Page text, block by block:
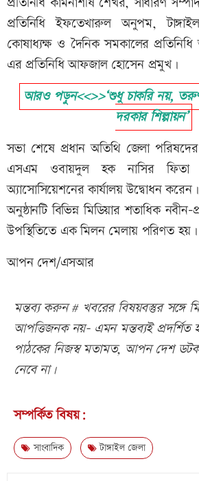
প্রতিনিধি ইফতেখারুল অনুপম,
কোষাধ্যক্ষ ও দৈনিক সমকালের
এর প্রতিনিধি আফজাল হোসেন প্রমুখ।
আরও পড়ুন<<>>‘শুধু চাকরি নয়,
দরকার শিল্পায়ন’
সভা শেষে প্রধান অতিথি জেলা
এসএম ওবায়দুল হক নাসির ফিতা
অ্যাসোসিয়েশনের কার্যালয় উদ্বোধন করেন।
অনুষ্ঠানটি বিভিন্ন মিডিয়ার শতাধিক নবীন-
উপস্থিতিতে এক মিলন মেলায় পরিণত হয়।
আপন দেশ/এসআর
মন্তব্য করুন # খবরের বিষয়বস্তুর সঙ্গে
আপত্তিজনক নয়- এমন মন্তব্যই প্রদর্শিত
পাঠকের নিজস্ব মতামত, আপন দেশ
নেবে না।
সম্পর্কিত বিষয়:
সাংবাদিক টাঙ্গাইল জেলা